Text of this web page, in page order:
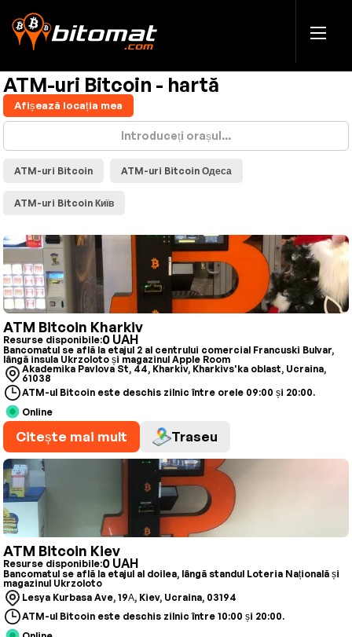
ATM-uri Bitcoin - hartă
Afișează locația mea
ATM-uri Bitcoin ATM-uri Bitcoin Одеса
ATM-uri Bitcoin Київ
ATM Bitcoin Kharkiv
Resurse disponibile:0 UAH
Bancomatul se află la etajul 2 al centrului comercial Francuski Bulvar,
lângă insula Ukrzoloto și magazinul Apple Room
Akademika Pavlova St, 44, Kharkiv, Kharkivs'ka oblast, Ucraina,
61038
ATM-ul Bitcoin este deschis zilnic între orele 09:00 și 20:00.
Online
Citește mai mult Traseu
ATM Bitcoin Kiev
Resurse disponibile:0 UAH
Bancomatul se află la etajul al doilea, lângă standul Loteria Națională și
magazinul Ukrzoloto
Lesya Kurbasa Ave, 19А, Kiev, Ucraina, 03194
ATM-ul Bitcoin este deschis zilnic între 10:00 și 20:00.